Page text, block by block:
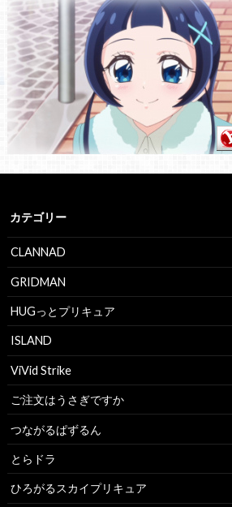
カテゴリー
CLANNAD
GRIDMAN
HUGっとプリキュア
ISLAND
ViVid Strike
ご注文はうさぎですか
つながるぱずるん
とらドラ
ひろがるスカイプリキュア